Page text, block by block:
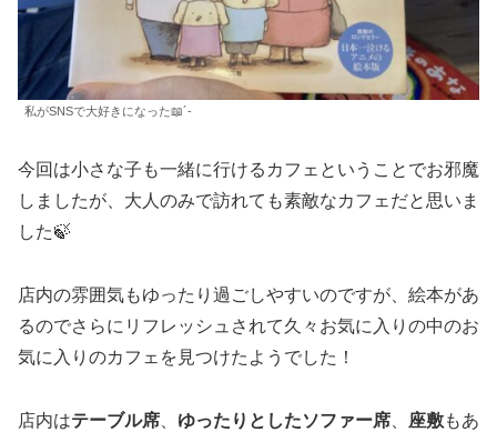
私がSNSで大好きになった📖´-
今回は小さな子も一緒に行けるカフェということでお邪魔
しましたが、大人のみで訪れても素敵なカフェだと思いま
した🍃
店内の雰囲気もゆったり過ごしやすいのですが、絵本があ
るのでさらにリフレッシュされて久々お気に入りの中のお
気に入りのカフェを見つけたようでした！
店内はテーブル席 ゆったりとしたソファー席 座敷もあ